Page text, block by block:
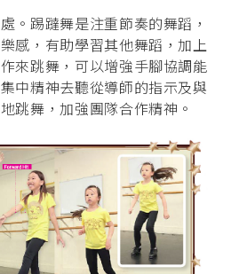
。踢躂舞是注重節奏的舞蹈，
感，有助學習其他舞蹈，加上
來跳舞，可以增強手腳協調能
中精神去聽從導師的指示及與
跳舞，加強團隊合作精神。